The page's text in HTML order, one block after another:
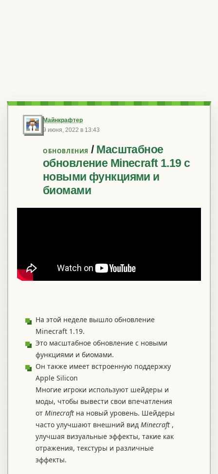
Майнкрафтер
9 июня, 2022 в 13:43
ОБНОВЛЕНИЯ / Масштабное
обновление Minecraft 1.19 с
новыми функциями и
биомами
На этой неделе вышло обновление
Minecraft 1.19.
Это масштабное обновление с новыми
функциями и биомами.
Он также имеет встроенную поддержку
Apple Silicon
Многие игроки используют шейдеры и
моды, чтобы вывести свои впечатления
от Minecraft на новый уровень. Шейдеры
часто улучшают внешний вид Minecraft ,
улучшая визуальные эффекты, такие как
отражения, текстуры и различные
эффекты.